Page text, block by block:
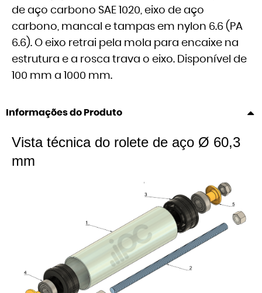
de aço carbono SAE 1020, eixo de aço
carbono, mancal e tampas em nylon 6.6 (PA
6.6). O eixo retrai pela mola para encaixe na
estrutura e a rosca trava o eixo. Disponível de
100 mm a 1000 mm.
Informações do Produto
Vista técnica do rolete de aço Ø 60,3
mm